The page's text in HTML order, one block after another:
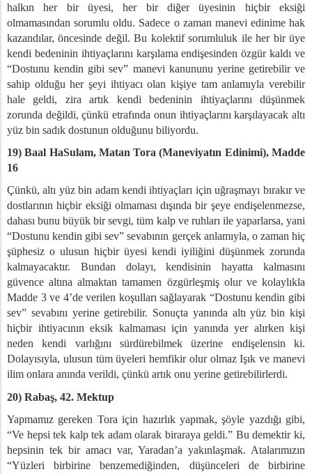
halkın her bir üyesi, her bir diğer üyesinin hiçbir eksiği
olmamasından sorumlu oldu. Sadece o zaman manevi edinime hak
kazandılar, öncesinde değil. Bu kolektif sorumluluk ile her bir üye
kendi bedeninin ihtiyaçlarını karşılama endişesinden özgür kaldı ve
“Dostunu kendin gibi sev” manevi kanununu yerine getirebilir ve
sahip olduğu her şeyi ihtiyacı olan kişiye tam anlamıyla verebilir
hale geldi, zira artık kendi bedeninin ihtiyaçlarını düşünmek
zorunda değildi, çünkü etrafında onun ihtiyaçlarını karşılayacak altı
yüz bin sadık dostunun olduğunu biliyordu.
19) Baal HaSulam, Matan Tora (Maneviyatın Edinimi), Madde
16
Çünkü, altı yüz bin adam kendi ihtiyaçları için uğraşmayı bırakır ve
dostlarının hiçbir eksiği olmaması dışında bir şeye endişelenmezse,
dahası bunu büyük bir sevgi, tüm kalp ve ruhları ile yaparlarsa, yani
“Dostunu kendin gibi sev” sevabının gerçek anlamıyla, o zaman hiç
şüphesiz o ulusun hiçbir üyesi kendi iyiliğini düşünmek zorunda
kalmayacaktır. Bundan dolayı, kendisinin hayatta kalmasını
güvence altına almaktan tamamen özgürleşmiş olur ve kolaylıkla
Madde 3 ve 4’de verilen koşulları sağlayarak “Dostunu kendin gibi
sev” sevabını yerine getirebilir. Sonuçta yanında altı yüz bin kişi
hiçbir ihtiyacının eksik kalmaması için yanında yer alırken kişi
neden kendi varlığını sürdürebilmek üzerine endişelensin ki.
Dolayısıyla, ulusun tüm üyeleri hemfikir olur olmaz Işık ve manevi
ilim onlara anında verildi, çünkü artık onu yerine getirebilirlerdi.
20) Rabaş, 42. Mektup
Yapmamız gereken Tora için hazırlık yapmak, şöyle yazdığı gibi,
“Ve hepsi tek kalp tek adam olarak biraraya geldi.” Bu demektir ki,
hepsinin tek bir amacı var, Yaradan’a yakınlaşmak. Atalarımızın
“Yüzleri birbirine benzemediğinden, düşünceleri de birbirine